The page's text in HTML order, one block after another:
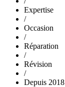
Expertise
/
Occasion
/
Réparation
/
Révision
/
Depuis 2018